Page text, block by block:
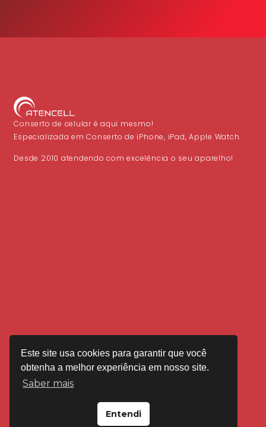
Conserto de celular é aqui mesmo!
Especializada em Conserto de iPhone, iPad, Apple Watch.
Desde 2010 atendendo com excelência o seu aparelho!
Este site usa cookies para garantir que você
obtenha a melhor experiência em nosso site.
Saber mais
Entendi